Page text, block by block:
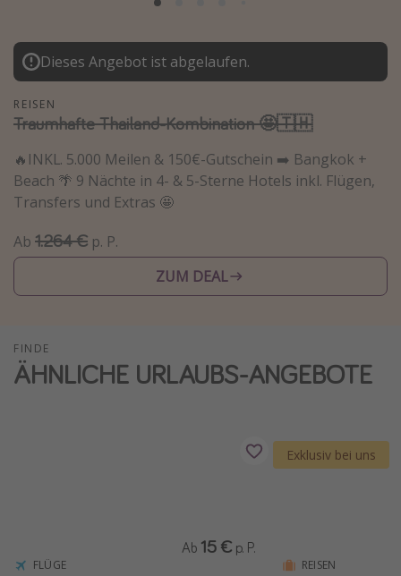
Korsika
Gambia
Reisethemen
Alle Reisethemen
Städtereisen
Wellnessurlaub
Dieses Angebot ist abgelaufen.
REISEN
Traumhafte Thailand-Kombination 🤩🇹🇭
🔥INKL. 5.000 Meilen & 150€-Gutschein ➡️ Bangkok +
Beach 🌴 9 Nächte in 4- & 5-Sterne Hotels inkl. Flügen,
Transfers und Extras 🤩
Ab 1.264 € p. P.
ZUM DEAL
FINDE
ÄHNLICHE URLAUBS-ANGEBOTE
FLÜGE
Ab 15 € p. P.
Exklusiv bei uns
REISEN